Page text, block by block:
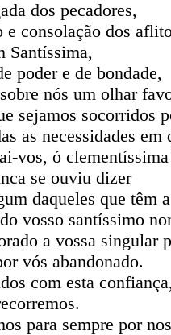
dos pecadores,
e consolação dos
Santíssima,
poder e de bondade,
nós um olhar
sejamos socorridos
as necessidades em
vos, ó
se ouviu dizer
daqueles que têm
vosso santíssimo
a vossa singular
vós abandonado.
com esta confiança,
para sempre por